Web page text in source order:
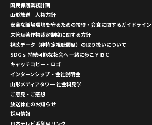
国民保護業務計画
山形放送 人権方針
安全な職場環境を守るための接待・会食に関するガイドライン
未管理著作物裁定制度に関する方針
視聴データ（非特定視聴履歴）の取り扱いについて
SDGｓ 持続可能な社会へ 一緒に歩こＹＢＣ
キャッチコピー・ロゴ
インターンシップ・会社説明会
山形メディアタワー 社会科見学
ご意見・ご感想
放送休止のお知らせ
採用情報